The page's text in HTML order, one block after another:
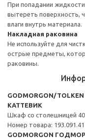
При попадании
вытереть поверхность,
влаги внутрь материала.
Накладная раковина
Не используйте для
острые предметы,
раковины.
GODMORGON/
КАТТЕВИК
Шкаф со столешницей
Номер товара: 193.091.41
GODMORGON